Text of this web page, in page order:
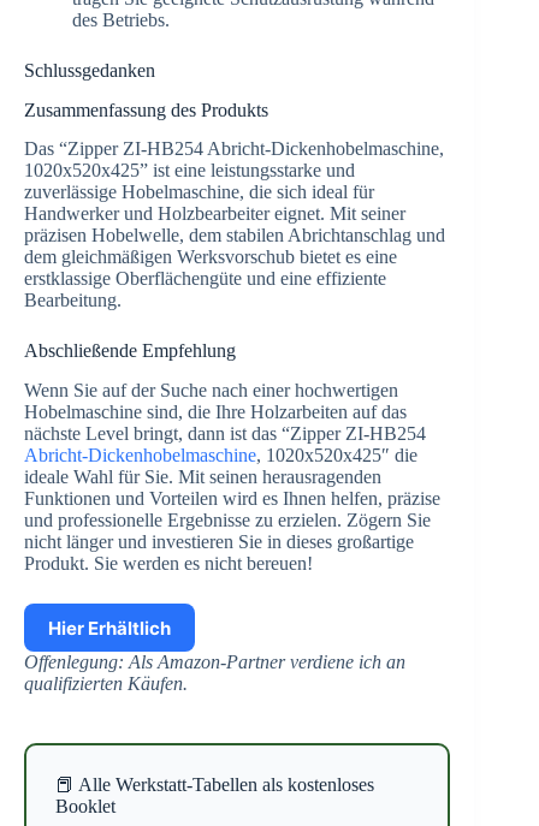
des Betriebs.
Schlussgedanken
Zusammenfassung des Produkts
Das “Zipper ZI-HB254 Abricht-Dickenhobelmaschine,
1020x520x425” ist eine leistungsstarke und
zuverlässige Hobelmaschine, die sich ideal für
Handwerker und Holzbearbeiter eignet. Mit seiner
präzisen Hobelwelle, dem stabilen Abrichtanschlag und
dem gleichmäßigen Werksvorschub bietet es eine
erstklassige Oberflächengüte und eine effiziente
Bearbeitung.
Abschließende Empfehlung
Wenn Sie auf der Suche nach einer hochwertigen
Hobelmaschine sind, die Ihre Holzarbeiten auf das
nächste Level bringt, dann ist das “Zipper ZI-HB254
Abricht-Dickenhobelmaschine, 1020x520x425″ die
ideale Wahl für Sie. Mit seinen herausragenden
Funktionen und Vorteilen wird es Ihnen helfen, präzise
und professionelle Ergebnisse zu erzielen. Zögern Sie
nicht länger und investieren Sie in dieses großartige
Produkt. Sie werden es nicht bereuen!
Hier Erhältlich
Offenlegung: Als Amazon-Partner verdiene ich an
qualifizierten Käufen.
📕 Alle Werkstatt-Tabellen als kostenloses
Booklet